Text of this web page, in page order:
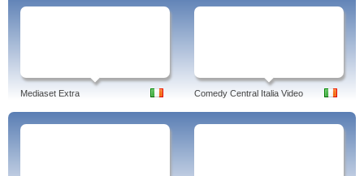
Mediaset Extra Comedy Central Italia Video